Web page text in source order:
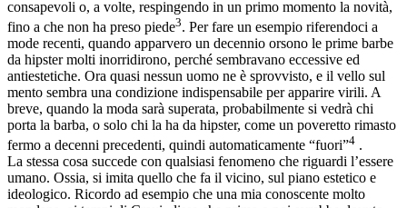
consapevoli o, a volte, respingendo in un primo momento la novità,
fino a che non ha preso piede3. Per fare un esempio riferendoci a
mode recenti, quando apparvero un decennio orsono le prime barbe
da hipster molti inorridirono, perché sembravano eccessive ed
antiestetiche. Ora quasi nessun uomo ne è sprovvisto, e il vello sul
mento sembra una condizione indispensabile per apparire virili. A
breve, quando la moda sarà superata, probabilmente si vedrà chi
porta la barba, o solo chi la ha da hipster, come un poveretto rimasto
fermo a decenni precedenti, quindi automaticamente “fuori”4 .
La stessa cosa succede con qualsiasi fenomeno che riguardi l’essere
umano. Ossia, si imita quello che fa il vicino, sul piano estetico e
ideologico. Ricordo ad esempio che una mia conoscente molto